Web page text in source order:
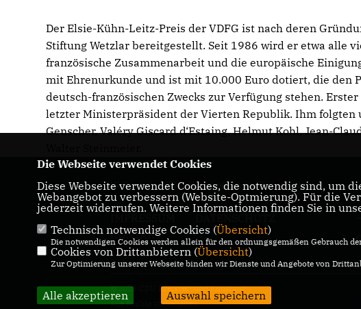
Der Elsie-Kühn-Leitz-Preis der VDFG ist nach deren
Stiftung Wetzlar bereitgestellt. Seit 1986 wird er etwa alle
französische Zusammenarbeit und die europäische
mit Ehrenurkunde und ist mit 10.000 Euro dotiert, die den
deutsch-französischen Zwecks zur Verfügung stehen.
letzter Ministerpräsident der Vierten Republik. Ihm folgten
Genscher, Valéry Giscard d‘Estaing, Helmut Kohl, Jean-
Website des CDU-Kreisverbandes Konstanz
KONTAKT
@2026 CDU Kreisverband Konstanz
Alle Rechte vorbehalten.
Die Webseite verwendet Cookies
Diese Webseite verwendet Cookies, die notwendig sind, um
Webangebot zu verbessern (Website-Optmierung). Für die
jederzeit widerrufen. Weitere Informationen finden Sie in
Technisch notwendige Cookies (Übersicht)
Die notwendigen Cookies werden allein für den ordnungsgemäßen Gebrauch
Cookies von Drittanbietern (Übersicht)
Zur Optimierung unserer Webseite binden wir Dienste und Angebote von
Alle akzeptieren Auswahl speichern